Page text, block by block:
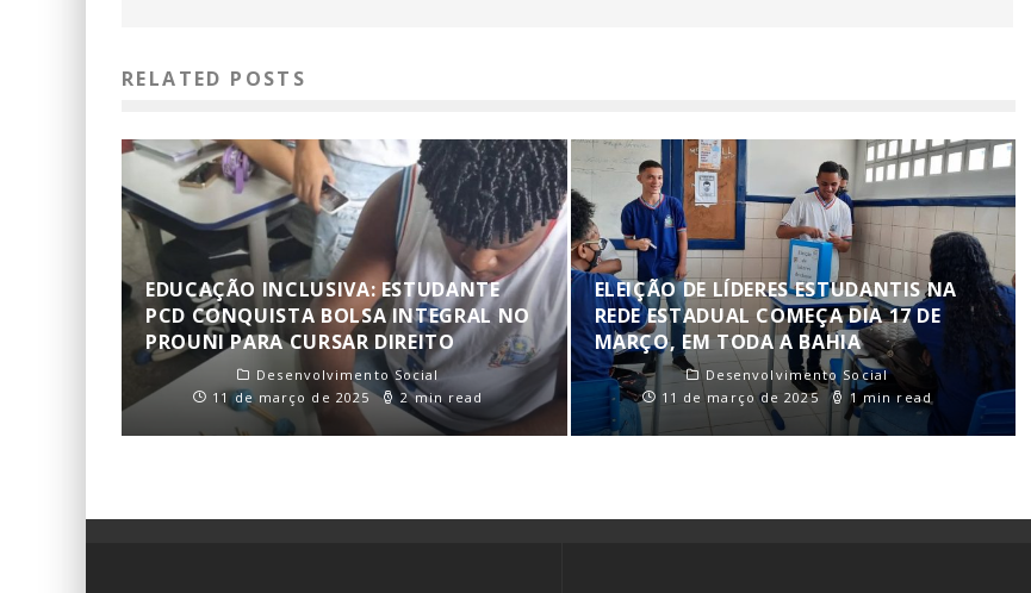
RELATED POSTS
EDUCAÇÃO INCLUSIVA: ESTUDANTE
PCD CONQUISTA BOLSA INTEGRAL NO
PROUNI PARA CURSAR DIREITO
Desenvolvimento Social
11 de março de 2025
2 min read
ELEIÇÃO DE LÍDERES ESTUDANTIS NA
REDE ESTADUAL COMEÇA DIA 17 DE
MARÇO, EM TODA A BAHIA
Desenvolvimento Social
11 de março de 2025
1 min read